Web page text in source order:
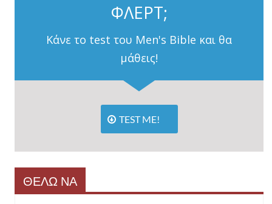
ΦΛΕΡΤ;
Κάνε το test του Men's Bible και θα
μάθεις!
TEST ME!
ΘΕΛΩ ΝΑ